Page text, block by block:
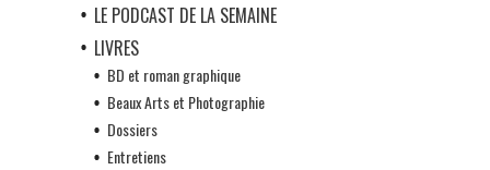
LE PODCAST DE LA SEMAINE
LIVRES
BD et roman graphique
Beaux Arts et Photographie
Dossiers
Entretiens